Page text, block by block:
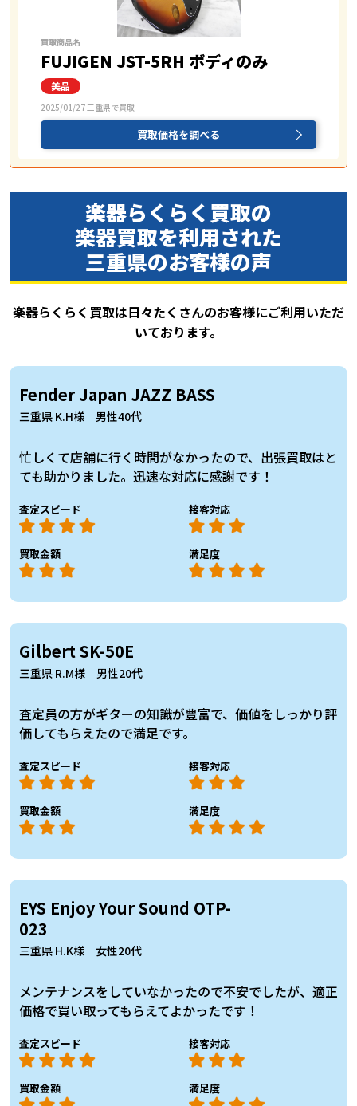
買取商品名
FUJIGEN JST-5RH ボディのみ
2025/01/27 三重県で買取
買取価格を調べる
楽器らくらく買取の
楽器買取を利用された
三重県のお客様の声
楽器らくらく買取は日々たくさんのお客様にご利用いただ
いております。
Fender Japan JAZZ BASS
三重県 K.H様 男性40代
忙しくて店舗に行く時間がなかったので、出張買取はと
ても助かりました。迅速な対応に感謝です！
査定スピード 接客対応
買取金額 満足度
Gilbert SK-50E
三重県 R.M様 男性20代
査定員の方がギターの知識が豊富で、価値をしっかり評
価してもらえたので満足です。
査定スピード 接客対応
買取金額 満足度
EYS Enjoy Your Sound OTP-
023
三重県 H.K様 女性20代
メンテナンスをしていなかったので不安でしたが、適正
価格で買い取ってもらえてよかったです！
査定スピード 接客対応
買取金額 満足度